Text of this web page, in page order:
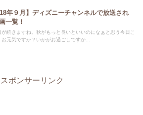
年９月】ディズニーチャンネルで放送され
一覧！
が続きますね。秋がもっと長いといいのになぁと思う今日こ
お元気ですか？いかがお過ごしですか...
スポンサーリンク